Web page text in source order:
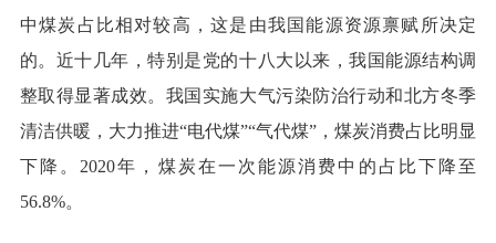
中煤炭占比相对较高，这是由我国能源资源禀赋所决定
的。近十几年，特别是党的十八大以来，我国能源结构调
整取得显著成效。我国实施大气污染防治行动和北方冬季
清洁供暖，大力推进“电代煤”“气代煤”，煤炭消费占比明显
下降。2020年，煤炭在一次能源消费中的占比下降至
56.8%。